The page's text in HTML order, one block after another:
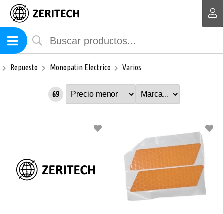
Repuesto Monopatin Electrico Varios
69